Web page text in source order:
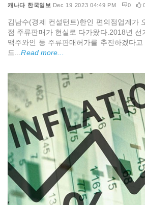
캐나다 한국일보 Dec 19 2023 04:49 PM 0
김남수(경제 컨설턴트)한인 편의점업계가
점 주류판매가 현실로 다가왔다.2018년 선
맥주와인 등 주류판매허가를 추진하겠다
드...Read more...